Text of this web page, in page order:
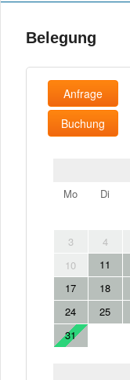
Belegung